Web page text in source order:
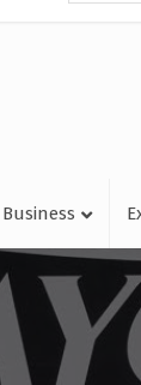
Business